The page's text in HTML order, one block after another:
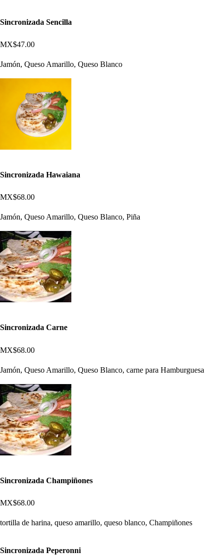
Sincronizada Sencilla
MX$47.00
Jamón, Queso Amarillo, Queso Blanco
Sincronizada Hawaiana
MX$68.00
Jamón, Queso Amarillo, Queso Blanco, Piña
Sincronizada Carne
MX$68.00
Jamón, Queso Amarillo, Queso Blanco, carne para Hamburguesa
Sincronizada Champiñones
MX$68.00
tortilla de harina, queso amarillo, queso blanco, Champiñones
Sincronizada Peperonni